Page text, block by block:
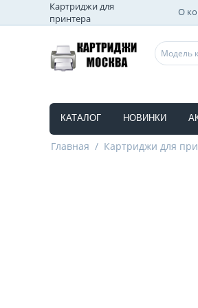
Картриджи для
принтера
О
КАТАЛОГ НОВИНКИ
Главная / Картриджи для